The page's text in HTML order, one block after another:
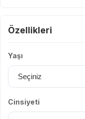
Özellikleri
Yaşı
Cinsiyeti